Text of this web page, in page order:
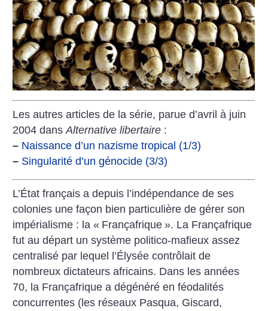
Les autres articles de la série, parue d’avril à juin
2004 dansAlternative libertaire :
– Naissance d’un nazisme tropical (1/3)
– Singularité d’un génocide (3/3)
L’État français a depuis l’indépendance de ses
colonies une façon bien particulière de gérer son
impérialisme : la « Françafrique ». La Françafrique
fut au départ un système politico-mafieux assez
centralisé par lequel l’Élysée contrôlait de
nombreux dictateurs africains. Dans les années
70, la Françafrique a dégénéré en féodalités
concurrentes (les réseaux Pasqua, Giscard,